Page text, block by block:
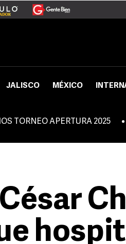
JALISCO MÉXICO
TORNEO APERTURA 2025